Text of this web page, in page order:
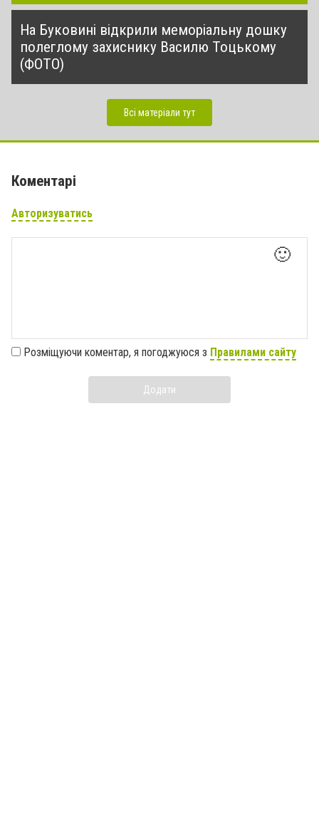
На Буковині відкрили меморіальну дошку
полеглому захиснику Василю Тоцькому
(ФОТО)
Всі матеріали тут
Коментарі
Авторизуватись
🙂
Розміщуючи коментар, я погоджуюся з Правилами сайту
Додати